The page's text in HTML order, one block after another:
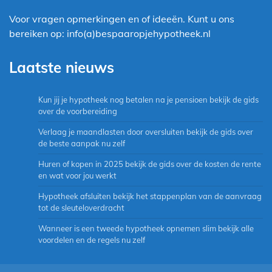
Voor vragen opmerkingen en of ideeën. Kunt u ons
bereiken op: info(a)bespaaropjehypotheek.nl
Laatste nieuws
Kun jij je hypotheek nog betalen na je pensioen bekijk de gids
over de voorbereiding
Verlaag je maandlasten door oversluiten bekijk de gids over
de beste aanpak nu zelf
Huren of kopen in 2025 bekijk de gids over de kosten de rente
en wat voor jou werkt
Hypotheek afsluiten bekijk het stappenplan van de aanvraag
tot de sleuteloverdracht
Wanneer is een tweede hypotheek opnemen slim bekijk alle
voordelen en de regels nu zelf